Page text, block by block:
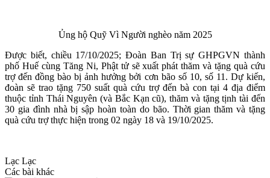
Ủng hộ Quỹ Vì Người nghèo năm 2025
Được biết, chiều 17/10/2025; Đoàn Ban Trị sự GHPGVN thành
phố Huế cùng Tăng Ni, Phật tử sẽ xuất phát thăm và tặng quà cứu
trợ đến đồng bào bị ảnh hưởng bởi cơn bão số 10, số 11. Dự kiến,
đoàn sẽ trao tặng 750 suất quà cứu trợ đến bà con tại 4 địa điểm
thuộc tỉnh Thái Nguyên (và Bắc Kạn cũ), thăm và tặng tịnh tài đến
30 gia đình nhà bị sập hoàn toàn do bão. Thời gian thăm và tặng
quà cứu trợ thực hiện trong 02 ngày 18 và 19/10/2025.
Lạc Lạc
Các bài khác